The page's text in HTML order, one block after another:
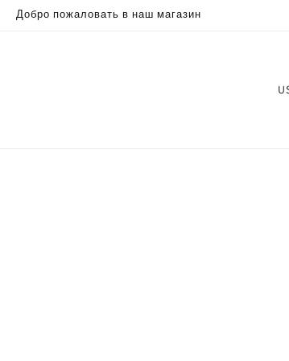
Добро пожаловать в наш магазин
С